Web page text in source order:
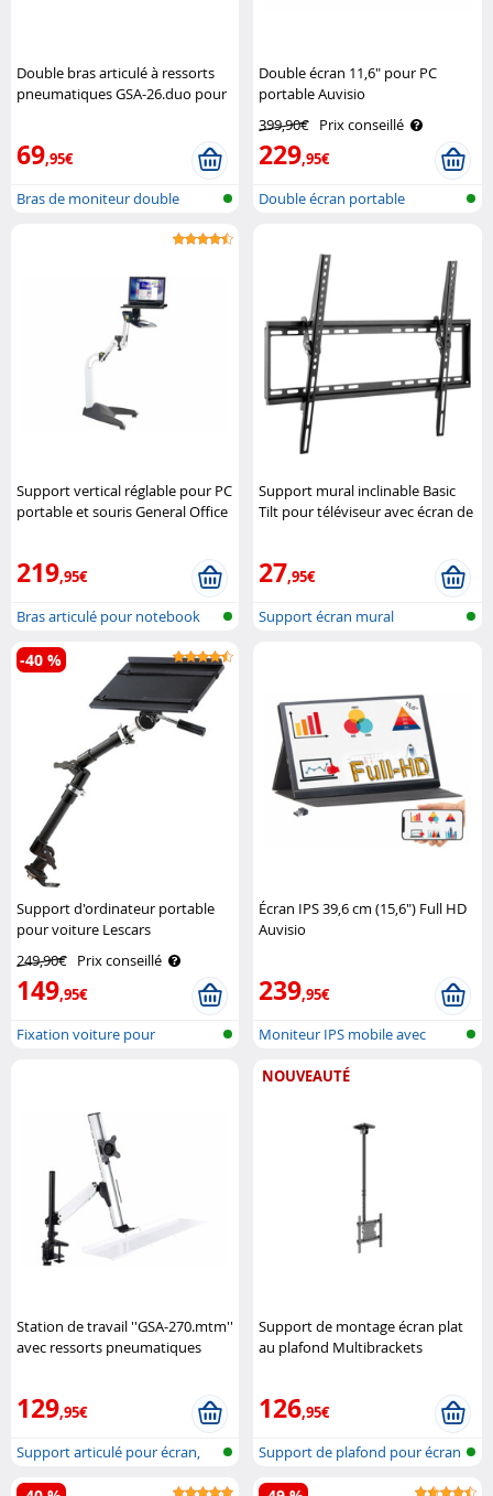
Double bras articulé à ressorts
pneumatiques GSA-26.duo pour
69,95€
Bras de moniteur double
Double écran 11,6" pour PC
portable Auvisio
399,90€ Prix conseillé
229,95€
Double écran portable
Support vertical réglable pour PC
portable et souris General Office
219,95€
Bras articulé pour notebook
Support mural inclinable Basic
Tilt pour téléviseur avec écran de
27,95€
Support écran mural
Support d'ordinateur portable
pour voiture Lescars
249,90€ Prix conseillé
149,95€
-40 %
Fixation voiture pour
Écran IPS 39,6 cm (15,6") Full HD
Auvisio
239,95€
Moniteur IPS mobile avec
Station de travail ''GSA-270.mtm''
avec ressorts pneumatiques
129,95€
Support articulé pour écran,
clavie..
NOUVEAUTÉ
Support de montage écran plat
au plafond Multibrackets
126,95€
Support de plafond pour écran